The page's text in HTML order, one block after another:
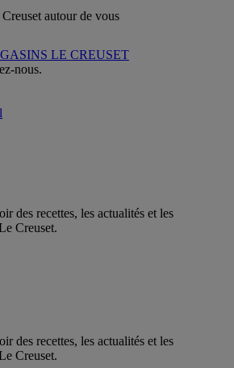
autour de vous
LE CREUSET
nous.
des recettes, les actualités et les
Creuset.
des recettes, les actualités et les
Creuset.